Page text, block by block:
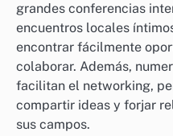
grandes conferencias
encuentros locales
encontrar fácilmente
colaborar. Además,
facilitan el networking,
compartir ideas y forjar
sus campos.